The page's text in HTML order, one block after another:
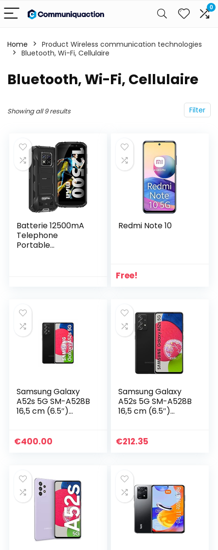
0
Home
Product Wireless communication technologies
‎Bluetooth, Wi-Fi, Cellulaire
‎Bluetooth, Wi-Fi, Cellulaire
Filter
Showing all 9 results
Batterie 12500mA
Telephone
Portable
Android 11 Antichoc
Étanche Caméra
13MP+5MP)
GPS/Face ID/Dual
SIM/OTG, Noir
Redmi Note 10
Free!
Samsung Galaxy
A52s 5G SM-A528B
16,5 cm (6.5″)
128 Go 4500 mAh
€400.00
Samsung Galaxy
A52s 5G SM-A528B
16,5 cm (6.5″)
Type-C 6 Go 128
€212.35